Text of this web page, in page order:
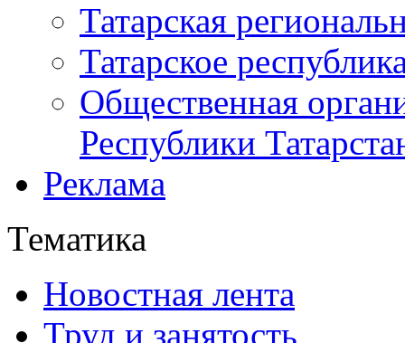
Татарская
Татарское
Общественная
Республики
Реклама
Тематика
Новостная лента
Труд и занятость